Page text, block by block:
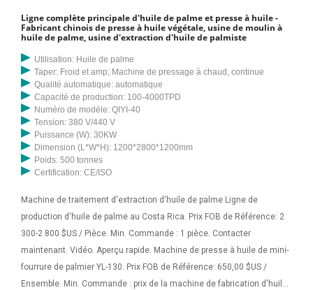
Ligne complète principale d'huile de palme et presse à huile -
Fabricant chinois de presse à huile végétale, usine de moulin à
huile de palme, usine d'extraction d'huile de palmiste
Utilisation: Huile de palme
Taper: Froid et amp; Machine de pressage à chaud, continue
Qualité automatique: automatique
Capacité de production: 100-4000TPD
Numéro de modèle: QIYI-40
Tension: 380 V/440 V
Puissance (W): 30KW
Dimension (L*W*H): 1200*2800*1200mm
Poids: 500 tonnes
Certification: CE/ISO
Machine de traitement d'extraction d'huile de palme Ligne de
production d'huile de palme au Costa Rica. Prix FOB de Référence: 2
300-2 800 $US / Pièce. Min. Commande : 1 pièce. Contacter
maintenant. Vidéo. Aperçu rapide. Machine de presse à huile de mini-
fourrure de palmier YL-130. Prix FOB de Référence: 650,00 $US /
Ensemble. Min. Commande : prix de la machine de fabrication d'huile